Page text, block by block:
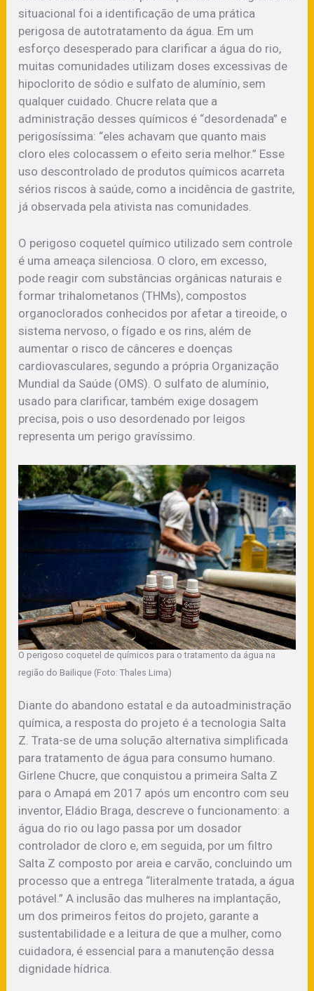
situacional foi a identificação de uma prática
perigosa de autotratamento da água. Em um
esforço desesperado para clarificar a água do rio,
muitas comunidades utilizam doses excessivas de
hipoclorito de sódio e sulfato de alumínio, sem
qualquer cuidado. Chucre relata que a
administração desses químicos é “desordenada” e
perigosíssima: “eles achavam que quanto mais
cloro eles colocassem o efeito seria melhor.” Esse
uso descontrolado de produtos químicos acarreta
sérios riscos à saúde, como a incidência de gastrite,
já observada pela ativista nas comunidades.
O perigoso coquetel químico utilizado sem controle
é uma ameaça silenciosa. O cloro, em excesso,
pode reagir com substâncias orgânicas naturais e
formar trihalometanos (THMs), compostos
organoclorados conhecidos por afetar a tireoide, o
sistema nervoso, o fígado e os rins, além de
aumentar o risco de cânceres e doenças
cardiovasculares, segundo a própria Organização
Mundial da Saúde (OMS). O sulfato de alumínio,
usado para clarificar, também exige dosagem
precisa, pois o uso desordenado por leigos
representa um perigo gravíssimo.
O perigoso coquetel de químicos para o tratamento da água na
região do Bailique (Foto: Thales Lima)
Diante do abandono estatal e da autoadministração
química, a resposta do projeto é a tecnologia Salta
Z. Trata-se de uma solução alternativa simplificada
para tratamento de água para consumo humano.
Girlene Chucre, que conquistou a primeira Salta Z
para o Amapá em 2017 após um encontro com seu
inventor, Eládio Braga, descreve o funcionamento: a
água do rio ou lago passa por um dosador
controlador de cloro e, em seguida, por um filtro
Salta Z composto por areia e carvão, concluindo um
processo que a entrega “literalmente tratada, a água
potável.” A inclusão das mulheres na implantação,
um dos primeiros feitos do projeto, garante a
sustentabilidade e a leitura de que a mulher, como
cuidadora, é essencial para a manutenção dessa
dignidade hídrica.